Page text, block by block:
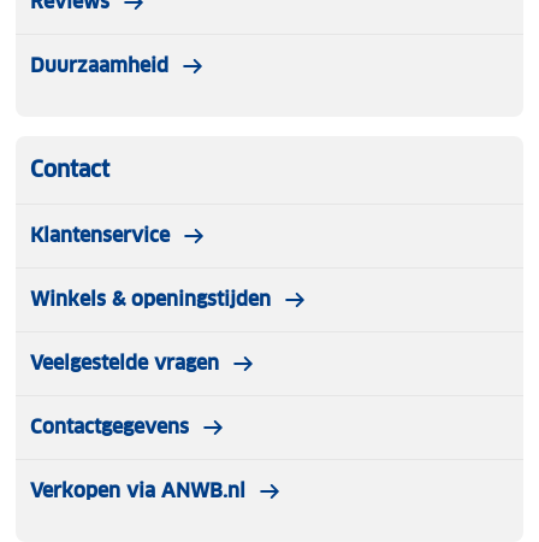
Duurzaamheid
Contact
Klantenservice
Winkels & openingstijden
Veelgestelde vragen
Contactgegevens
Verkopen via ANWB.nl